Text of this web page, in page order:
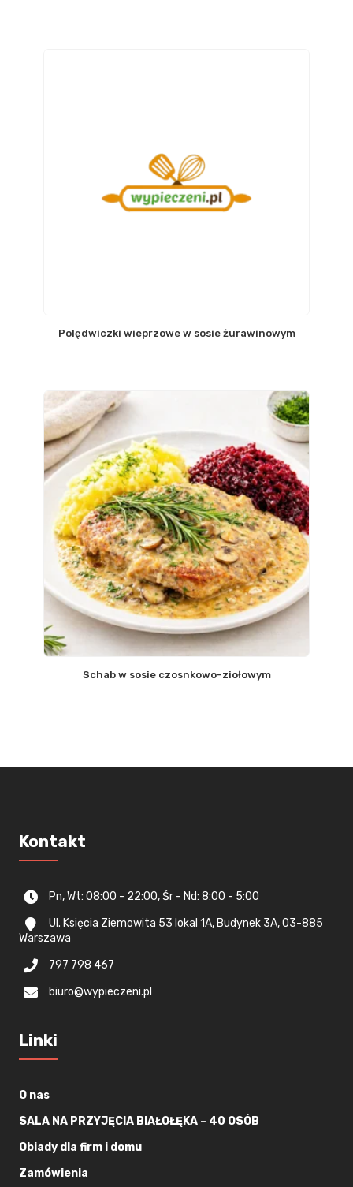
Polędwiczki wieprzowe w sosie żurawinowym
Schab w sosie czosnkowo-ziołowym
Kontakt
Pn, Wt: 08:00 - 22:00, Śr - Nd: 8:00 - 5:00
Ul. Księcia Ziemowita 53 lokal 1A, Budynek 3A, 03-885
Warszawa
797 798 467
biuro@wypieczeni.pl
Linki
O nas
SALA NA PRZYJĘCIA BIAŁOŁĘKA – 40 OSÓB
Obiady dla firm i domu
Zamówienia